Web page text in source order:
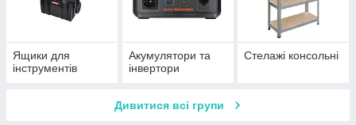
Ящики для
інструментів
Акумулятори та
інвертори
Стелажі консольні
Дивитися всі групи